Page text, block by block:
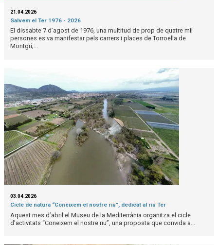
21.04.2026
Salvem el Ter 1976 - 2026
El dissabte 7 d’agost de 1976, una multitud de prop de quatre mil
persones es va manifestar pels carrers i places de Torroella de
Montgrí;...
03.04.2026
Cicle de natura “Coneixem el nostre riu”, dedicat al riu Ter
Aquest mes d’abril el Museu de la Mediterrània organitza el cicle
d’activitats “Coneixem el nostre riu”, una proposta que convida a...